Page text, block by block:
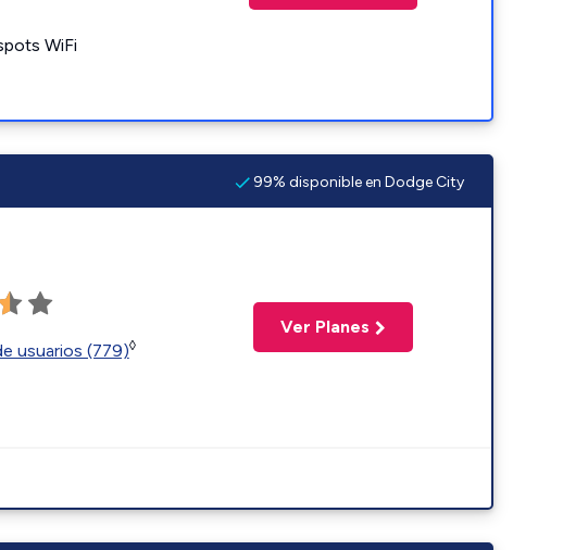
WiFi
99% disponible en Dodge City
usuarios (779)◊
Ver Planes